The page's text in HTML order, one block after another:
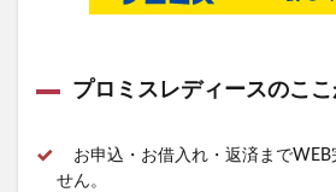
プロミスレディースのここ
お申込・お借入れ・返済までWEB
せん。